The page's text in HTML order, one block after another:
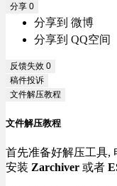
分享 0
分享到 微博
分享到 QQ空间
反馈失效 0
稿件投诉
文件解压教程
文件解压教程
首先准备好解压工具,
安装 Zarchiver 或者